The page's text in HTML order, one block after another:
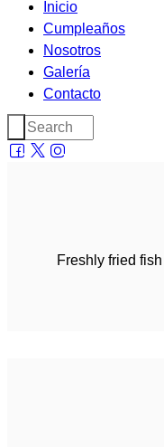
Inicio
Cumpleaños
Nosotros
Galería
Contacto
Freshly fried